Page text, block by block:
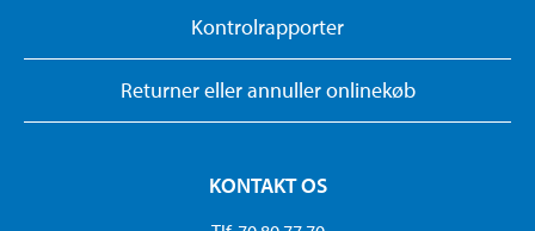
Kontrolrapporter
Returner eller annuller onlinekøb
KONTAKT OS